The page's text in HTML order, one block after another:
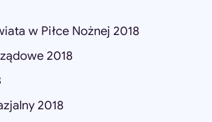
w Piłce Nożnej 2018
2018
2018